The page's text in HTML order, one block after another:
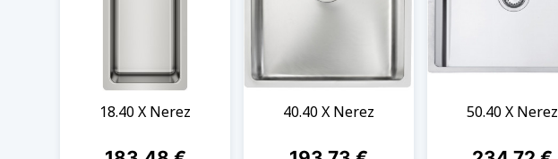
18.40 X Nerez
Cena
40.40 X Nerez
Cena
50.40 X Nerez
Cena